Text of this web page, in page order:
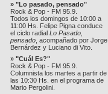
» "Lo pasado, pensado"
Rock & Pop - FM 95.9.
Todos los domingos de 10:00 a
11:00 Hs. Felipe Pigna conduce
el ciclo radial Lo Pasado,
pensado , acompañado por Jorge
Bernárdez y Luciano di Vito.
» "Cuál Es?"
Rock & Pop - FM 95.9.
Columnista los martes a partir de
las 10:30 Hs. en el programa de
Mario Pergolini.